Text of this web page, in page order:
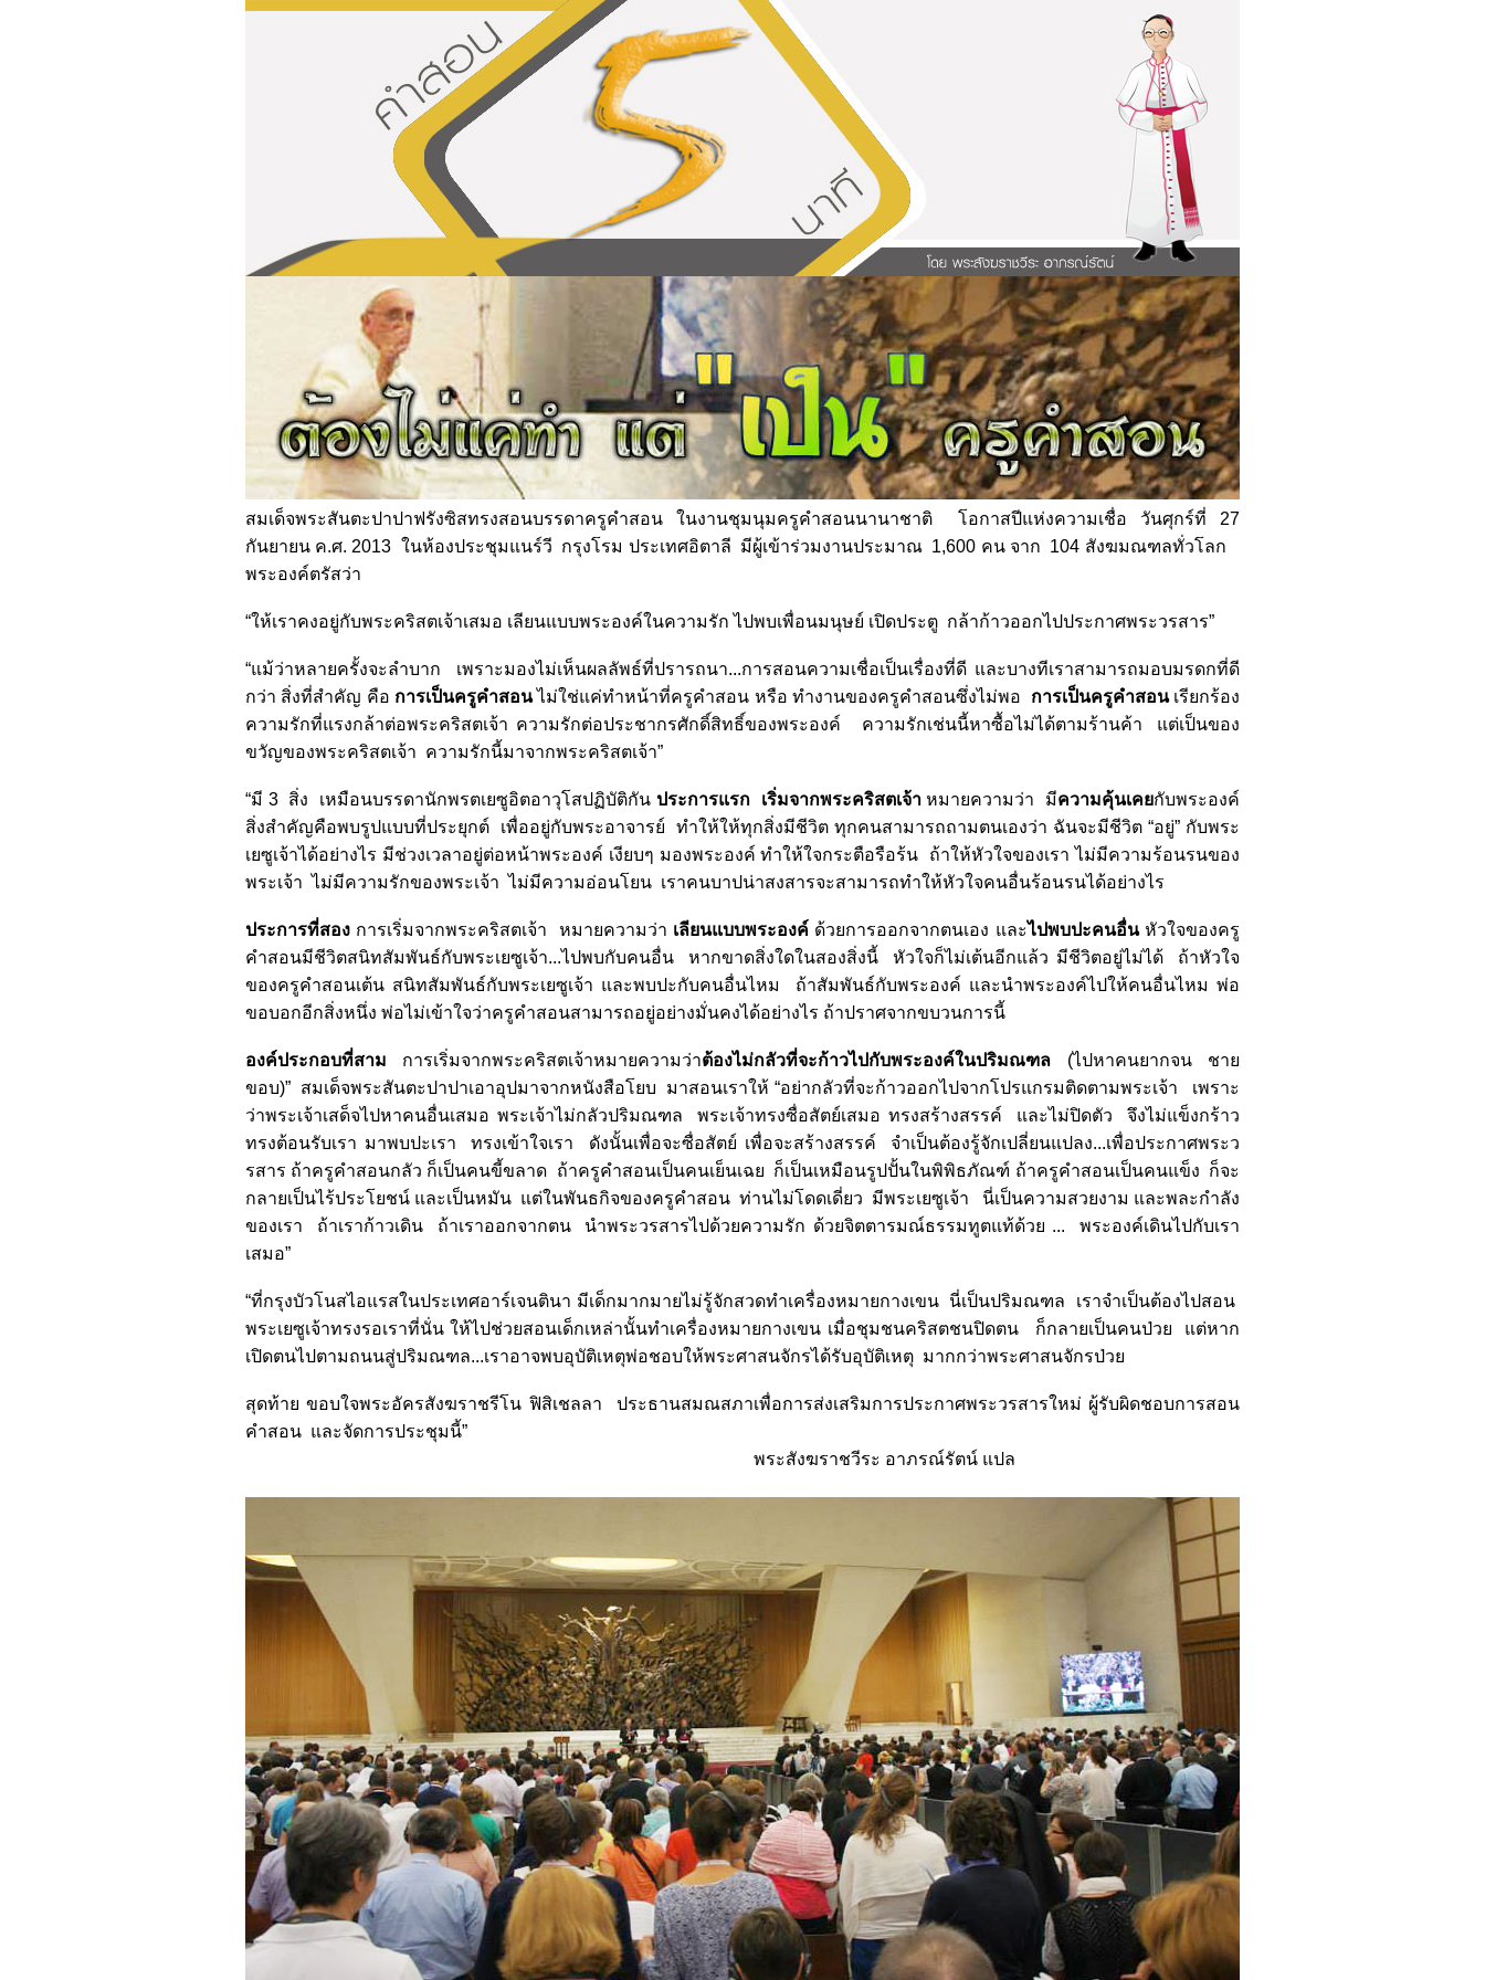
สมเด็จพระสันตะปาปาฟรังซิสทรงสอนบรรดาครูคำสอน ในงานชุมนุมครูคำสอนนานาชาติ โอกาสปีแห่งความเชื่อ วันศุกร์ที่ 27
กันยายน ค.ศ. 2013 ในห้องประชุมแนร์วี กรุงโรม ประเทศอิตาลี มีผู้เข้าร่วมงานประมาณ 1,600 คน จาก 104 สังฆมณฑลทั่วโลก
พระองค์ตรัสว่า
“ให้เราคงอยู่กับพระคริสตเจ้าเสมอ เลียนแบบพระองค์ในความรัก ไปพบเพื่อนมนุษย์ เปิดประตู กล้าก้าวออกไปประกาศพระวรสาร”
“แม้ว่าหลายครั้งจะลำบาก เพราะมองไม่เห็นผลลัพธ์ที่ปรารถนา...การสอนความเชื่อเป็นเรื่องที่ดี และบางทีเราสามารถมอบมรดกที่ดี
กว่า สิ่งที่สำคัญ คือ การเป็นครูคำสอนไม่ใช่แค่ทำหน้าที่ครูคำสอน หรือ ทำงานของครูคำสอนซึ่งไม่พอ การเป็นครูคำสอน เรียกร้อง
ความรักที่แรงกล้าต่อพระคริสตเจ้า ความรักต่อประชากรศักดิ์สิทธิ์ของพระองค์ ความรักเช่นนี้หาซื้อไม่ได้ตามร้านค้า แต่เป็นของ
ขวัญของพระคริสตเจ้า ความรักนี้มาจากพระคริสตเจ้า”
“มี 3 สิ่ง เหมือนบรรดานักพรตเยซูอิตอาวุโสปฏิบัติกัน ประการแรก เริ่มจากพระคริสตเจ้าหมายความว่า มีความคุ้นเคยกับพระองค์
สิ่งสำคัญคือพบรูปแบบที่ประยุกต์ เพื่ออยู่กับพระอาจารย์ ทำให้ให้ทุกสิ่งมีชีวิต ทุกคนสามารถถามตนเองว่า ฉันจะมีชีวิต “อยู่” กับพระ
เยซูเจ้าได้อย่างไร มีช่วงเวลาอยู่ต่อหน้าพระองค์ เงียบๆ มองพระองค์ ทำให้ใจกระตือรือร้น ถ้าให้หัวใจของเรา ไม่มีความร้อนรนของ
พระเจ้า ไม่มีความรักของพระเจ้า ไม่มีความอ่อนโยน เราคนบาปน่าสงสารจะสามารถทำให้หัวใจคนอื่นร้อนรนได้อย่างไร
ประการที่สอง การเริ่มจากพระคริสตเจ้า หมายความว่า เลียนแบบพระองค์ ด้วยการออกจากตนเอง และไปพบปะคนอื่นหัวใจของครู
คำสอนมีชีวิตสนิทสัมพันธ์กับพระเยซูเจ้า...ไปพบกับคนอื่น หากขาดสิ่งใดในสองสิ่งนี้ หัวใจก็ไม่เต้นอีกแล้ว มีชีวิตอยู่ไม่ได้ ถ้าหัวใจ
ของครูคำสอนเต้น สนิทสัมพันธ์กับพระเยซูเจ้า และพบปะกับคนอื่นไหม ถ้าสัมพันธ์กับพระองค์ และนำพระองค์ไปให้คนอื่นไหม พ่อ
ขอบอกอีกสิ่งหนึ่ง พ่อไม่เข้าใจว่าครูคำสอนสามารถอยู่อย่างมั่นคงได้อย่างไร ถ้าปราศจากขบวนการนี้
องค์ประกอบที่สาม การเริ่มจากพระคริสตเจ้าหมายความว่าต้องไม่กลัวที่จะก้าวไปกับพระองค์ในปริมณฑล (ไปหาคนยากจน ชาย
ขอบ)” สมเด็จพระสันตะปาปาเอาอุปมาจากหนังสือโยบ มาสอนเราให้ “อย่ากลัวที่จะก้าวออกไปจากโปรแกรมติดตามพระเจ้า เพราะ
ว่าพระเจ้าเสด็จไปหาคนอื่นเสมอ พระเจ้าไม่กลัวปริมณฑล พระเจ้าทรงซื่อสัตย์เสมอ ทรงสร้างสรรค์ และไม่ปิดตัว จึงไม่แข็งกร้าว
ทรงต้อนรับเรา มาพบปะเรา ทรงเข้าใจเรา ดังนั้นเพื่อจะซื่อสัตย์ เพื่อจะสร้างสรรค์ จำเป็นต้องรู้จักเปลี่ยนแปลง...เพื่อประกาศพระว
รสาร ถ้าครูคำสอนกลัว ก็เป็นคนขี้ขลาด ถ้าครูคำสอนเป็นคนเย็นเฉย ก็เป็นเหมือนรูปปั้นในพิพิธภัณฑ์ ถ้าครูคำสอนเป็นคนแข็ง ก็จะ
กลายเป็นไร้ประโยชน์ และเป็นหมัน แต่ในพันธกิจของครูคำสอน ท่านไม่โดดเดี่ยว มีพระเยซูเจ้า นี่เป็นความสวยงาม และพละกำลัง
ของเรา ถ้าเราก้าวเดิน ถ้าเราออกจากตน นำพระวรสารไปด้วยความรัก ด้วยจิตตารมณ์ธรรมทูตแท้ด้วย ... พระองค์เดินไปกับเรา
เสมอ”
“ที่กรุงบัวโนสไอแรสในประเทศอาร์เจนตินา มีเด็กมากมายไม่รู้จักสวดทำเครื่องหมายกางเขน นี่เป็นปริมณฑล เราจำเป็นต้องไปสอน
พระเยซูเจ้าทรงรอเราที่นั่น ให้ไปช่วยสอนเด็กเหล่านั้นทำเครื่องหมายกางเขน เมื่อชุมชนคริสตชนปิดตน ก็กลายเป็นคนป่วย แต่หาก
เปิดตนไปตามถนนสู่ปริมณฑล...เราอาจพบอุบัติเหตุพ่อชอบให้พระศาสนจักรได้รับอุบัติเหตุ มากกว่าพระศาสนจักรป่วย
สุดท้าย ขอบใจพระอัครสังฆราชรีโน ฟิสิเชลลา ประธานสมณสภาเพื่อการส่งเสริมการประกาศพระวรสารใหม่ ผู้รับผิดชอบการสอน
คำสอน และจัดการประชุมนี้”
พระสังฆราชวีระ อาภรณ์รัตน์ แปล